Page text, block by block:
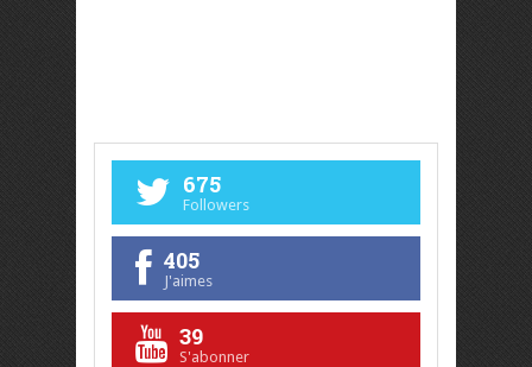
675
Followers
405
J'aimes
39
S'abonner